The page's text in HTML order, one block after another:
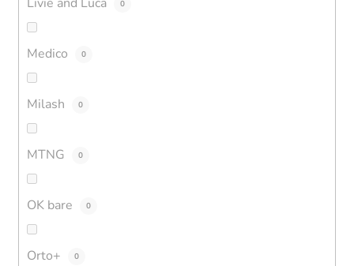
0
Medico 0
Milash 0
MTNG 0
OK bare 0
Orto+ 0